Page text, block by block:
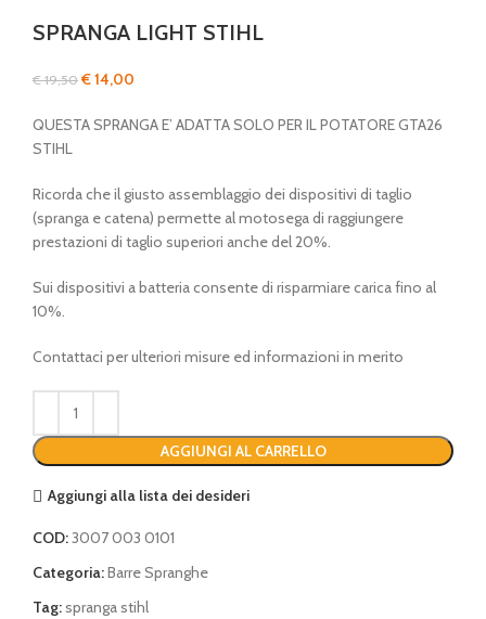
SPRANGA LIGHT STIHL
€19,50Il
originale
€14,00
attuale
QUESTA SPRANGA E’ ADATTA SOLO PER IL POTATORE GTA26
STIHL
Ricorda che il giusto assemblaggio dei dispositivi di taglio
(spranga e catena) permette al motosega di raggiungere
prestazioni di taglio superiori anche del 20%.
Sui dispositivi a batteria consente di risparmiare carica fino al
10%.
Contattaci per ulteriori misure ed informazioni in merito
AGGIUNGI AL CARRELLO
Aggiungi alla lista dei desideri
COD:3007 003 0101
Categoria:Barre Spranghe
Tag:spranga stihl